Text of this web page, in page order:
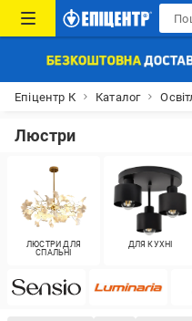
Епіцентр К Каталог
Люстри
ЛЮСТРИ ДЛЯ
СПАЛЬНІ
ДЛЯ КУХНІ